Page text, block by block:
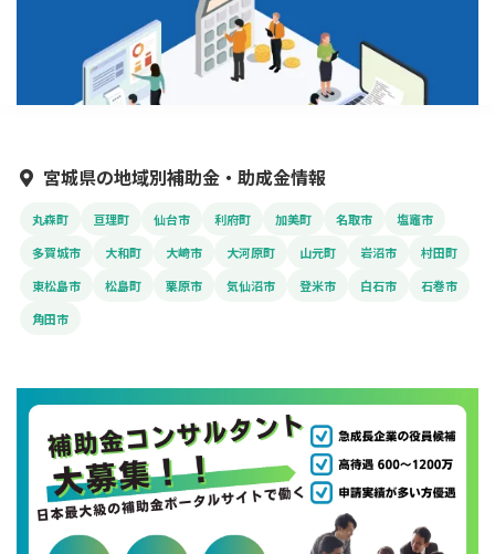
宮城県の地域別補助金・助成金情報
丸森町 亘理町 仙台市 利府町 加美町 名取市
塩竈市
多賀城市
大和町 大崎市 大河原町 山元町 岩沼市
村田町
東松島市
松島町 栗原市 気仙沼市 登米市 白石市
石巻市
角田市